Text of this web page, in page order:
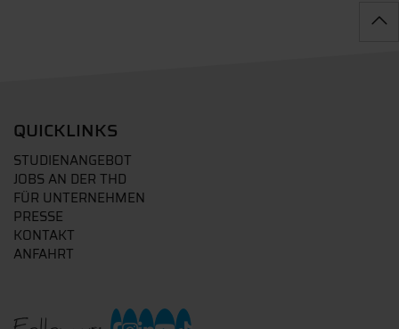
QUICKLINKS
STUDIENANGEBOT
JOBS AN DER THD
FÜR UNTERNEHMEN
PRESSE
KONTAKT
ANFAHRT